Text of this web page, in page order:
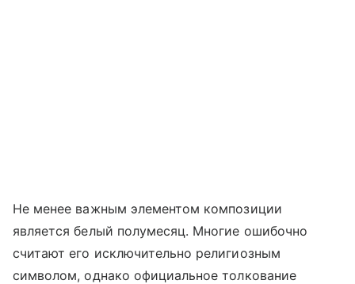
Не менее важным элементом композиции
является белый полумесяц. Многие ошибочно
считают его исключительно религиозным
символом, однако официальное толкование